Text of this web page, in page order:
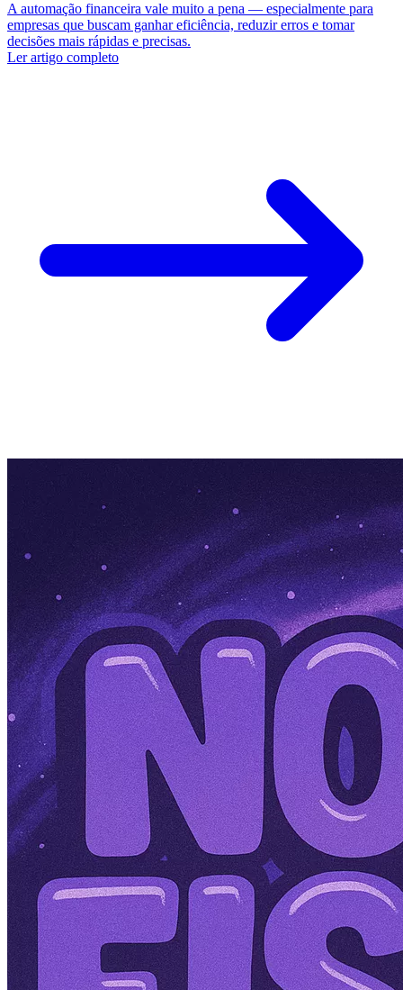
A automação financeira vale muito a pena — especialmente para
empresas que buscam ganhar eficiência, reduzir erros e tomar
decisões mais rápidas e precisas.
Ler artigo completo